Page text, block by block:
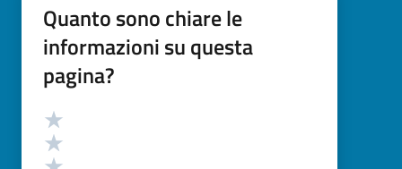
Quanto sono chiare le
informazioni su questa
pagina?
Valutazione